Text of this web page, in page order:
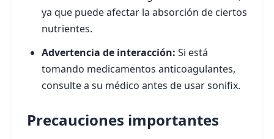
ya que puede afectar la absorción de ciertos
nutrientes.
Advertencia de interacción: Si está
tomando medicamentos anticoagulantes,
consulte a su médico antes de usar sonifix.
Precauciones importantes